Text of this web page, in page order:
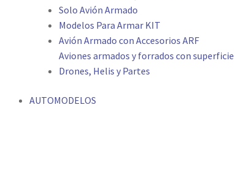
Solo Avión Armado
Modelos Para Armar KIT
Avión Armado con Accesorios ARF
Aviones armados y forrados con
Drones, Helis y Partes
AUTOMODELOS